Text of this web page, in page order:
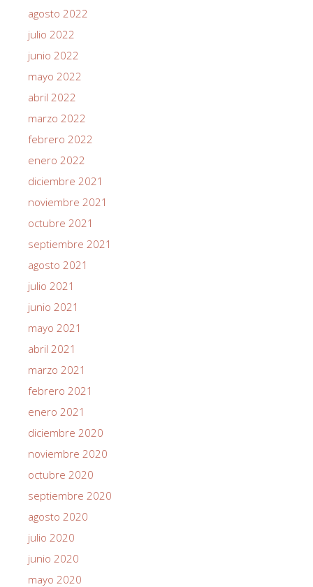
agosto 2022
julio 2022
junio 2022
mayo 2022
abril 2022
marzo 2022
febrero 2022
enero 2022
diciembre 2021
noviembre 2021
octubre 2021
septiembre 2021
agosto 2021
julio 2021
junio 2021
mayo 2021
abril 2021
marzo 2021
febrero 2021
enero 2021
diciembre 2020
noviembre 2020
octubre 2020
septiembre 2020
agosto 2020
julio 2020
junio 2020
mayo 2020